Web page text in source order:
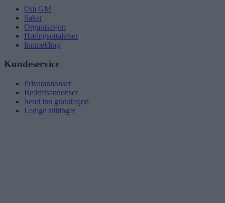
Om GM
Saker
Organisasjon
Høringsuttalelser
Innmelding
Kundeservice
Privatannonser
Bedriftsannonser
Send inn gratulasjon
Ledige stillinger